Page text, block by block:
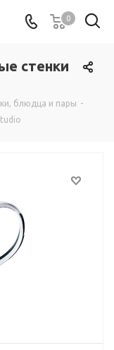
0
стенки
блюдца и пары -